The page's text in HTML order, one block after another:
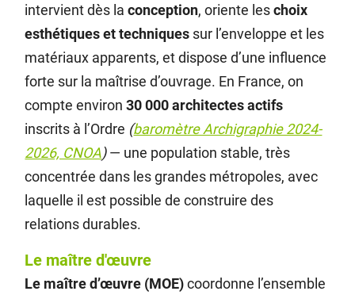
intervient dès laconception, oriente leschoix
esthétiques et techniques sur l’enveloppe et les
matériaux apparents, et dispose d’une influence
forte sur la maîtrise d’ouvrage. En France, on
compte environ30 000 architectes actifs
inscrits à l’Ordre (baromètre Archigraphie 2024-
2026, CNOA)— une population stable, très
concentrée dans les grandes métropoles, avec
laquelle il est possible de construire des
relations durables.
Le maître d'œuvre
Le maître d’œuvre (MOE)coordonne l’ensemble